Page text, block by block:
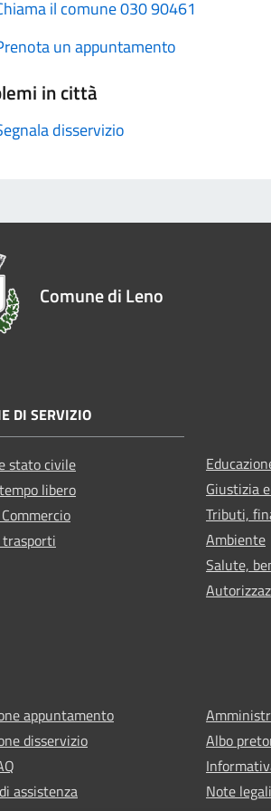
il comune 030 90461
un appuntamento
in città
disservizio
Comune di Leno
DI SERVIZIO
stato civile
libero
Giustizia
Tributi,
Ambiente
Salute,
appuntamento
disservizio
assistenza
Albo
Note legali